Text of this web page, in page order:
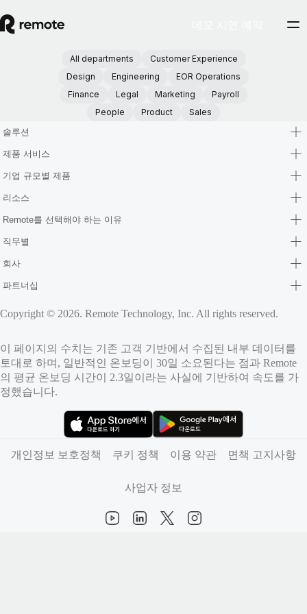
All departments
Customer Experience
Design
Engineering
EOR Operations
Finance
Legal Marketing
Payroll
People
Product
Sales
솔루션
제품 서비스
기업 규모별 제품
리소스
Remote를 선택해야 하는 이유
직무별
회사
파트너십
Copyright © 2026. Remote Technology, Inc. All rights reserved.
이 페이지의 수치는 기존 고객 기반에서 수집된 내부 데이터를
토대로 하며, 일반적인 온보딩이 30일 소요된다는 점과 Remote
의 평균 온보딩 시간이 2.3일이라는 사실에 기반하여 속도를 가
정했습니다.
개인정보 보호정책
쿠키 정책 이용 약관 면책 고지사항
사업자 정보